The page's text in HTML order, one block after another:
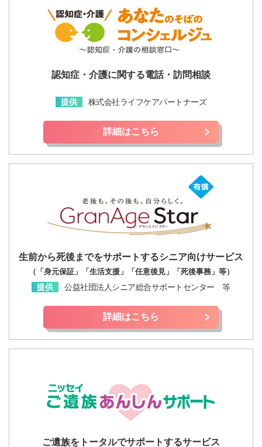
認知症・介護に関する電話・訪問相談
提供 株式会社ライフケアパートナーズ
詳細はこちら
生前から死後までをサポートするシニア向けサービス
（「身元保証」「生活支援」「任意後見」「死後事務」等）
提供 公益社団法人シニア総合サポートセンター 等
詳細はこちら
ご遺族をトータルでサポートするサービス